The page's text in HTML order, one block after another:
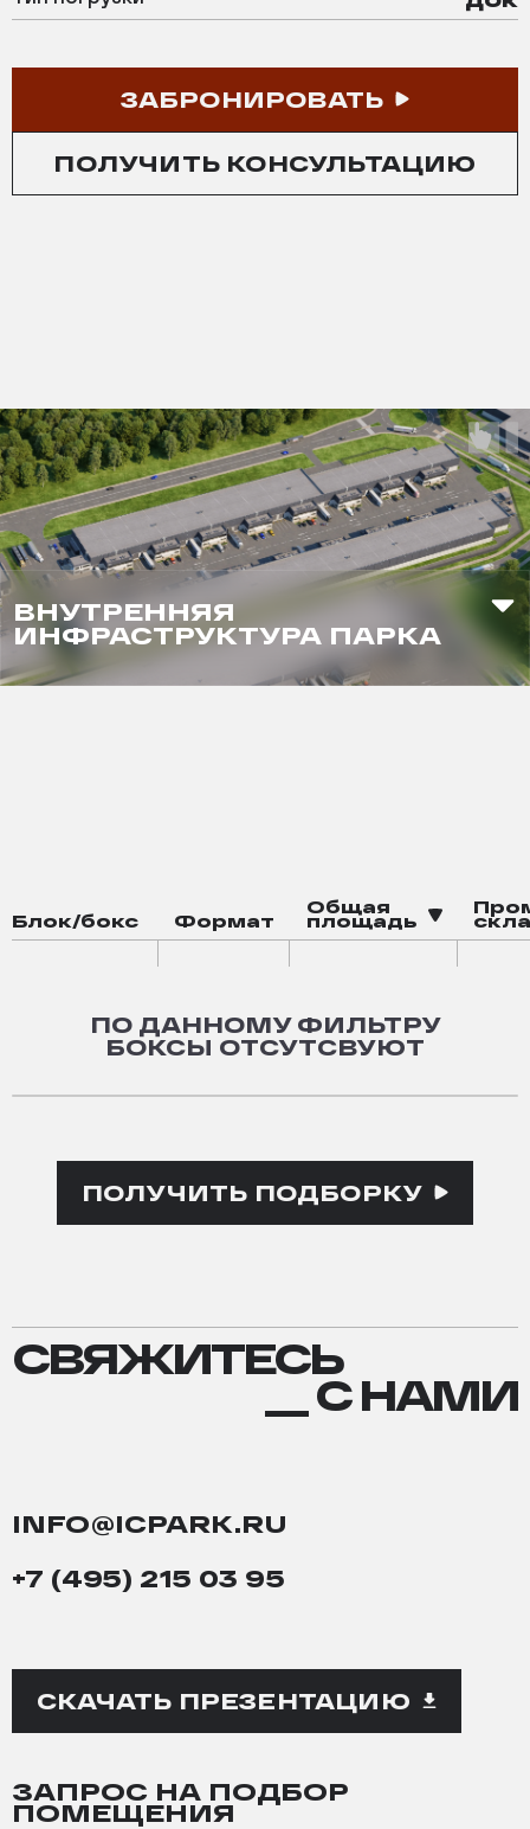
ЗАБРОНИРОВАТЬ
ПОЛУЧИТЬ КОНСУЛЬТАЦИЮ
ВНУТРЕННЯЯ
ИНФРАСТРУКТУРА ПАРКА
Блок/бокс Формат
Общая
площадь
ПО ДАННОМУ ФИЛЬТРУ
БОКСЫ ОТСУТСВУЮТ
ПОЛУЧИТЬ ПОДБОРКУ
СВЯЖИТЕСЬ
СВЯЖИТЕСЬ
__ С НАМИ
INFO@ICPARK.RU
+7 (495) 215 03 95
СКАЧАТЬ ПРЕЗЕНТАЦИЮ
ЗАПРОС НА ПОДБОР
ПОМЕЩЕНИЯ